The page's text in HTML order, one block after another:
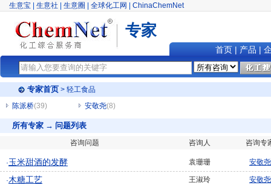
生意宝 生意社 生意圈 全球化工网 ChinaChemNet
专家
首页| 产品 |
专家首页 > 轻工食品
陈派桥(39) 安敬尧(8)
所有专家 → 问题列表
咨询问题 咨询人 咨询专
·玉米甜酒的发酵 袁珊珊 安敬尧
·木糖工艺 王淑玲 安敬尧